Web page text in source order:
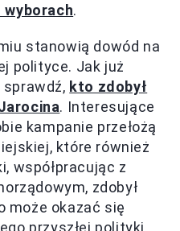
wyborach.
stanowią dowód na
polityce. Jak już
kto zdobył
. Interesujące
kampanie przełożą
które również
współpracując z
zdobył
może okazać się
przyszłej polityki.